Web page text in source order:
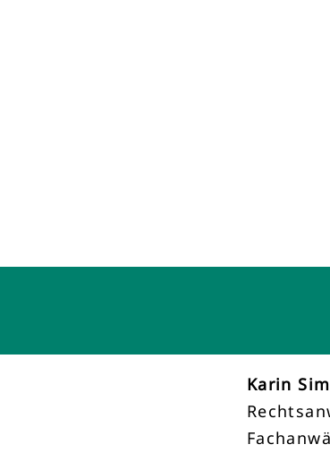
Karin